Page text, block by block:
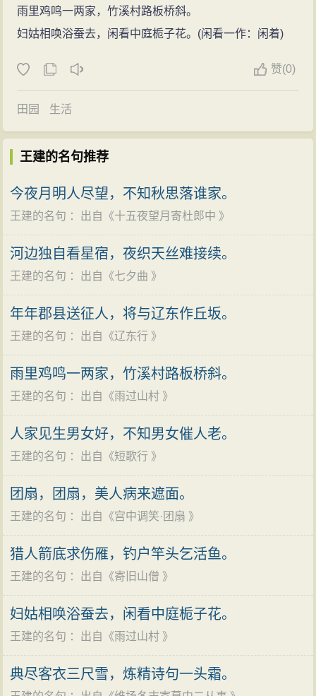
的宫阙楼台、早朝 仪式、节日风光，以及君王的行乐游
猎，歌伎乐工的歌舞弹唱,宫女的生活和各种宫禁琐事,犹
如一幅幅
俗
的重要资料。
皆史传小说所不载者”。诗中的描绘也栩栩如生，因而广
为传播，颇有仿作。魏庆之《诗人玉屑》引《唐王建宫
词旧跋》说，后世“效此体者虽有数家，而建为之祖”。王
居宦况之作，因有真实的生活体验，也能“感动神思，道
人所不能道”（《唐才子传》）。但这些诗往往杂有
其著作，《新唐书·艺文志》、《郡斋
《直斋书录解题》等皆作10卷，《崇文总目》作2卷。今
中华书局上海编辑所以此为底本，并参照其他刊本校补
排印。《王建诗集》8卷,明汲古阁刻本。《王建诗》8卷,
《唐才子》。
雨里鸡鸣一两家，竹溪村路板桥斜。
妇姑相唤浴蚕去，闲看中庭栀子花。(闲看一作：闲着)
赞(0)
田园 生活
王建的名句推荐
今夜月明人尽望，不知秋思落谁家。
王建的名句 ：出自《十五夜望月寄杜郎中 》
河边独自看星宿，夜织天丝难接续。
王建的名句 ：出自《七夕曲 》
年年郡县送征人，将与辽东作丘坂。
王建的名句 ：出自《辽东行 》
雨里鸡鸣一两家，竹溪村路板桥斜。
王建的名句 ：出自《雨过山村 》
人家见生男女好，不知男女催人老。
王建的名句 ：出自《短歌行 》
团扇，团扇，美人病来遮面。
王建的名句 ：出自《宫中调笑·团扇 》
猎人箭底求伤雁，钓户竿头乞活鱼。
王建的名句 ：出自《寄旧山僧 》
妇姑相唤浴蚕去，闲看中庭栀子花。
王建的名句 ：出自《雨过山村 》
典尽客衣三尺雪，炼精诗句一头霜。